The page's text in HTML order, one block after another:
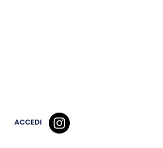
ACCEDI